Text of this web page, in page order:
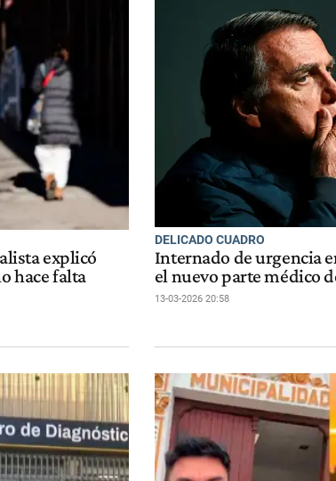
explicó
hace falta
DELICADO CUADRO
Internado de urgencia
el nuevo parte médico
13-03-2026 20:58